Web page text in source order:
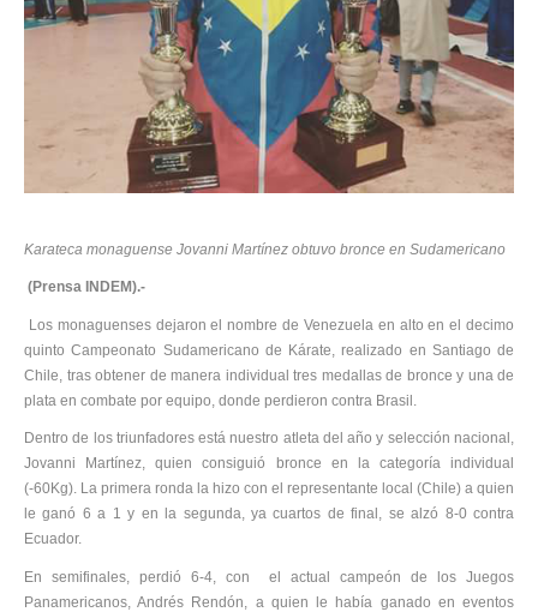
Karateca monaguense Jovanni Martínez obtuvo bronce en Sudamericano
(Prensa INDEM).-
Los monaguenses dejaron el nombre de Venezuela en alto en el decimo
quinto Campeonato Sudamericano de Kárate, realizado en Santiago de
Chile, tras obtener de manera individual tres medallas de bronce y una de
plata en combate por equipo, donde perdieron contra Brasil.
Dentro de los triunfadores está nuestro atleta del año y selección nacional,
Jovanni Martínez, quien consiguió bronce en la categoría individual
(-60Kg). La primera ronda la hizo con el representante local (Chile) a quien
le ganó 6 a 1 y en la segunda, ya cuartos de final, se alzó 8-0 contra
Ecuador.
En semifinales, perdió 6-4, con el actual campeón de los Juegos
Panamericanos, Andrés Rendón, a quien le había ganado en eventos